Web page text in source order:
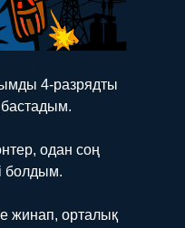
4-разрядты
бастадым.
одан соң
болдым.
жинап, орталық